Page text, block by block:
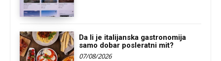
Da li je italijanska gastronomija
samo dobar posleratni mit?
07/08/2026